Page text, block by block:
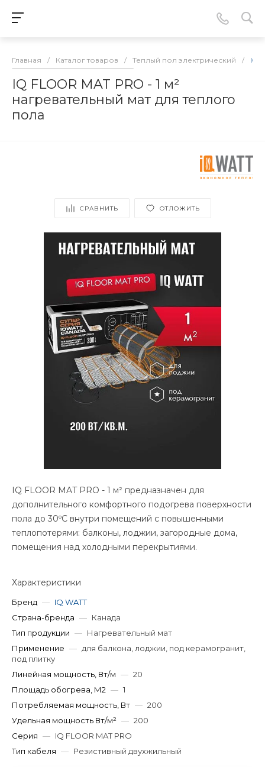
Главная / Каталог товаров / Теплый пол электрический / IQ
IQ FLOOR MAT PRO - 1 м²
нагревательный мат для теплого
пола
СРАВНИТЬ ОТЛОЖИТЬ
IQ FLOOR MAT PRO - 1 м² предназначен для
дополнительного комфортного подогрева поверхности
пола до 30ºС внутри помещений с повышенными
теплопотерями: балконы, лоджии, загородные дома,
помещения над холодными перекрытиями.
Характеристики
Бренд — IQ WATT
Страна-бренда — Канада
Тип продукции — Нагревательный мат
Применение — для балкона, лоджии, под керамогранит,
под плитку
Линейная мощность, Вт/м — 20
Площадь обогрева, М2 — 1
Потребляемая мощность, Вт — 200
Удельная мощность Вт/м² — 200
Серия — IQ FLOOR MAT PRO
Тип кабеля — Резистивный двухжильный